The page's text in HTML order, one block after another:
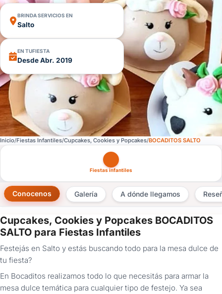
BRINDA SERVICIOS EN
Salto
EN TUFIESTA
Desde Abr. 2019
Inicio Fiestas Infantiles Cupcakes, Cookies y Popcakes BOCADITOS SALTO
Otras versiones de esta ficha por tipo de festejo
Fiestas infantiles
Conocenos Galería A dónde llegamos
Cupcakes, Cookies y Popcakes BOCADITOS
SALTO para Fiestas Infantiles
Festejás en Salto y estás buscando todo para la mesa dulce de
tu fiesta?
En Bocaditos realizamos todo lo que necesitás para armar la
mesa dulce temática para cualquier tipo de festejo. Ya sea
×
Consultar
¿Ya
tenés
cuenta?